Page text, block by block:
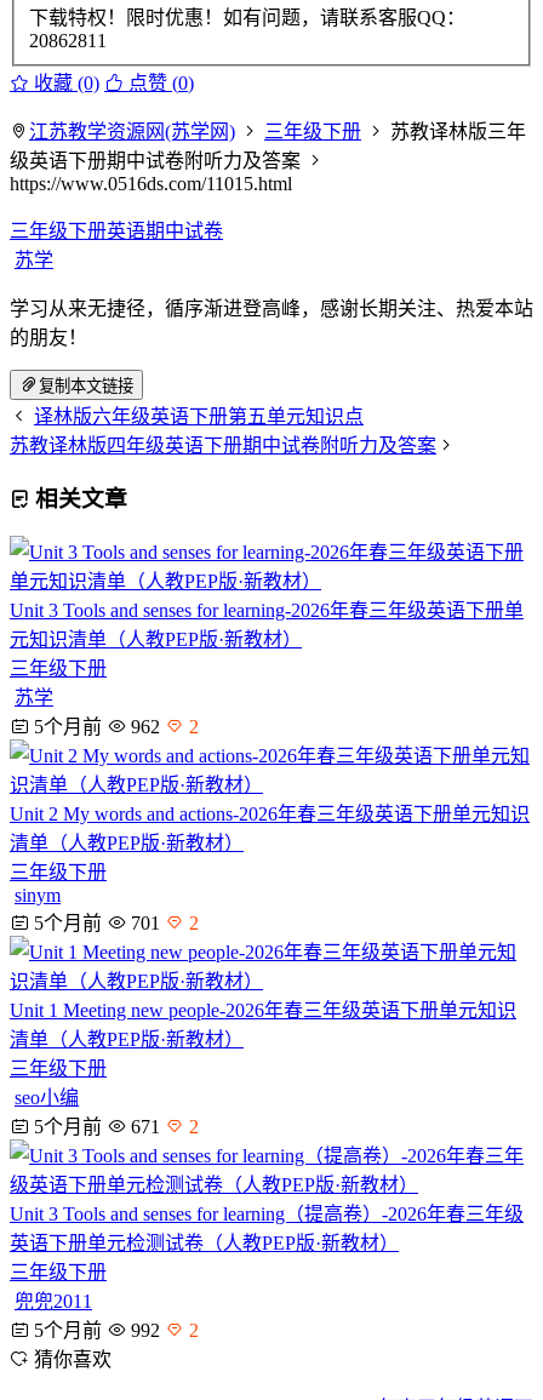
下载特权！限时优惠！如有问题，请联系客服QQ：
20862811
收藏 (0) 点赞 (0)
江苏教学资源网(苏学网) 三年级下册
苏教译林版三年
级英语下册期中试卷附听力及答案
https://www.0516ds.com/11015.html
三年级下册英语期中试卷
苏学
学习从来无捷径，循序渐进登高峰，感谢长期关注、热爱本站
的朋友！
复制本文链接
译林版六年级英语下册第五单元知识点
苏教译林版四年级英语下册期中试卷附听力及答案
相关文章
Unit 3 Tools and senses for learning-2026年春三年级英语下册单
元知识清单（人教PEP版·新教材）
三年级下册
苏学
5个月前
962 2
Unit 2 My words and actions-2026年春三年级英语下册单元知识
清单（人教PEP版·新教材）
三年级下册
sinym
5个月前
701 2
Unit 1 Meeting new people-2026年春三年级英语下册单元知识
清单（人教PEP版·新教材）
三年级下册
seo小编
5个月前
671 2
Unit 3 Tools and senses for learning（提高卷）-2026年春三年级
英语下册单元检测试卷（人教PEP版·新教材）
三年级下册
兜兜2011
5个月前
992
2
猜你喜欢